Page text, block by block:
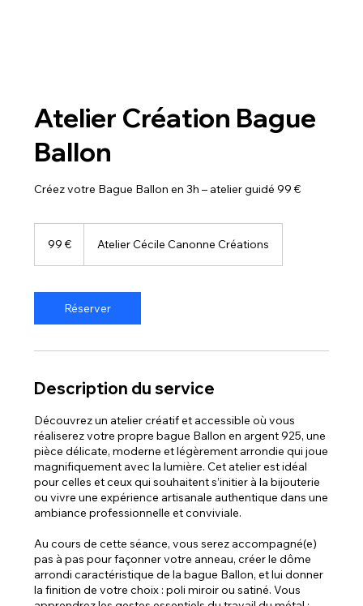
Atelier Création Bague
Ballon
Créez votre Bague Ballon en 3h – atelier guidé 99 €
99 € Atelier Cécile Canonne Créations
Réserver
Description du service
Découvrez un atelier créatif et accessible où vous
réaliserez votre propre bague Ballon en argent 925, une
pièce délicate, moderne et légèrement arrondie qui joue
magnifiquement avec la lumière. Cet atelier est idéal
pour celles et ceux qui souhaitent s’initier à la bijouterie
ou vivre une expérience artisanale authentique dans une
ambiance professionnelle et conviviale.
Au cours de cette séance, vous serez accompagné(e)
pas à pas pour façonner votre anneau, créer le dôme
arrondi caractéristique de la bague Ballon, et lui donner
la finition de votre choix : poli miroir ou satiné. Vous